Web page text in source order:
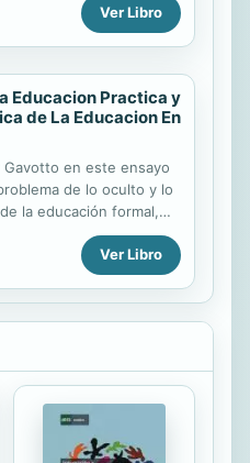
largo de toda su vida.
pretende ser...
las adaptaciones
para alumnos con
Ver Libro
Educacion Practica y
de La Educacion En
Gavotto en este ensayo
de lo oculto y lo
la educación formal,
cómo la educación
en un estandarte
se ha encriptado lo
proyecto educativo;
modo contrario a los
contradicciones
educativo, que por sus
la
de la sociedad.
Ver Libro